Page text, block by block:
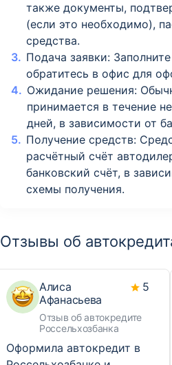
также документы,
(если это необходимо),
средства.
Подача заявки:
обратитесь в офис для
Ожидание решения:
принимается в течение
дней, в зависимости от
Получение средств:
расчётный счёт
банковский счёт, в
схемы получения.
Отзывы об
Алиса
Афанасьева
Отзыв об автокредите
Россельхозбанка
5
Оформила автокредит в